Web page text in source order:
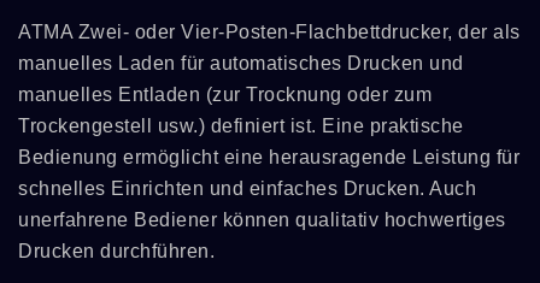
ATMA Zwei- oder Vier-Posten-Flachbettdrucker, der als
manuelles Laden für automatisches Drucken und
manuelles Entladen (zur Trocknung oder zum
Trockengestell usw.) definiert ist. Eine praktische
Bedienung ermöglicht eine herausragende Leistung für
schnelles Einrichten und einfaches Drucken. Auch
unerfahrene Bediener können qualitativ hochwertiges
Drucken durchführen.